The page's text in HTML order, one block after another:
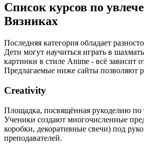
Список курсов по
Вязниках
Последняя категория обладает
Дети могут научиться играть в
картинки в стиле Anime - всё зависит
Предлагаемые ниже сайты позволяют
Creativity
Площадка, посвящённая рукоделию по
Ученики создают многочисленные
коробки, декоративные свечи) под
преподавателей.